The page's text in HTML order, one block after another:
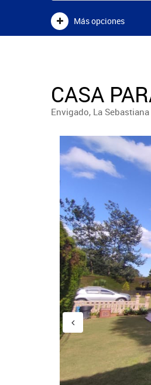
Más opciones
CASA
Envigado, La Sebastiana